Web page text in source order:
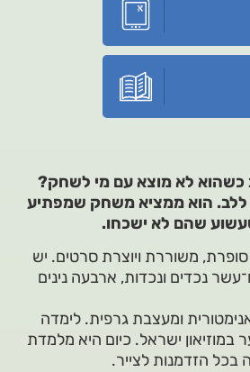
כשהוא לא מוצא עם מי לשחק?
ללב. הוא ממציא משחק שמפתיע
שהם לא ישכחו.
סופרת, משוררת ויוצרת סרטים. יש
נכדים ונכדות, ארבעה נינים
ומעצבת גרפית. לימדה
במוזיאון ישראל. כיום היא מלמדת
בכל הזדמנות לצייר.